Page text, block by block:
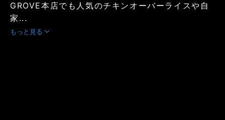
GROVE本店でも人気のチキンオーバーライスや自
家...
もっと見る